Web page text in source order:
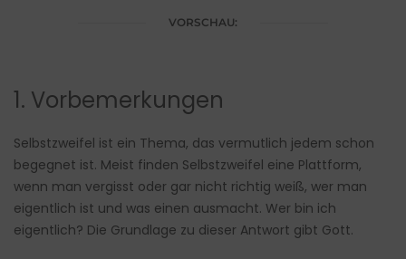
VORSCHAU:
1. Vorbemerkungen
Selbstzweifel ist ein Thema, das vermutlich jedem schon
begegnet ist. Meist finden Selbstzweifel eine Plattform,
wenn man vergisst oder gar nicht richtig weiß, wer man
eigentlich ist und was einen ausmacht. Wer bin ich
eigentlich? Die Grundlage zu dieser Antwort gibt Gott.